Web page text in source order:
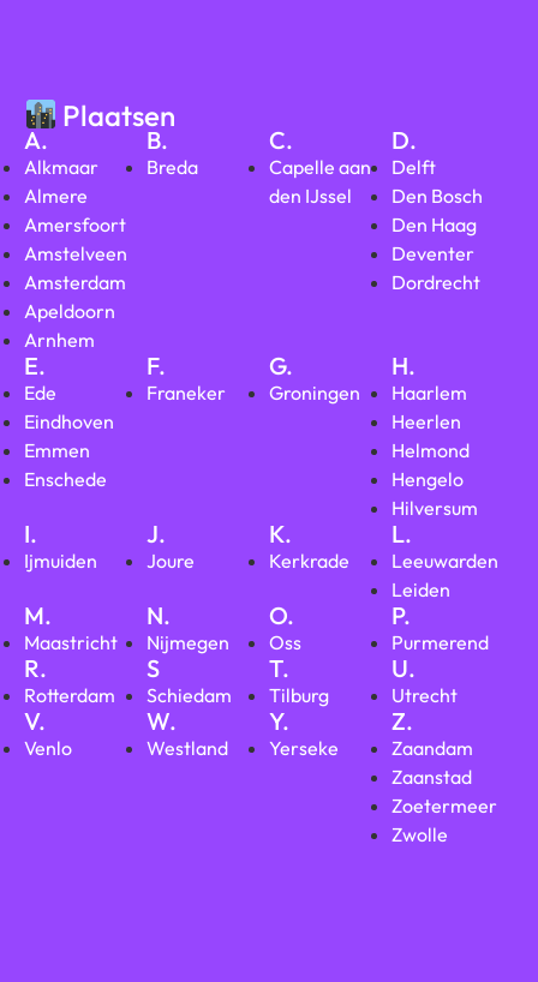
Plaatsen
A.
Alkmaar
Almere
Amersfoort
Amstelveen
Amsterdam
Apeldoorn
Arnhem
B.
Breda
C.
Capelle aan
den IJssel
D.
Delft
Den Bosch
Den Haag
Deventer
Dordrecht
E.
Ede
Eindhoven
Emmen
Enschede
F.
Franeker
G.
Groningen
H.
Haarlem
Heerlen
Helmond
Hengelo
Hilversum
I.
Ijmuiden
J.
Joure
K.
Kerkrade
L.
Leeuwarden
Leiden
M.
Maastricht
N.
Nijmegen
O.
Oss
P.
Purmerend
R.
Rotterdam
S
Schiedam
T.
Tilburg
U.
Utrecht
V.
Venlo
W.
Westland
Y.
Yerseke
Z.
Zaandam
Zaanstad
Zoetermeer
Zwolle